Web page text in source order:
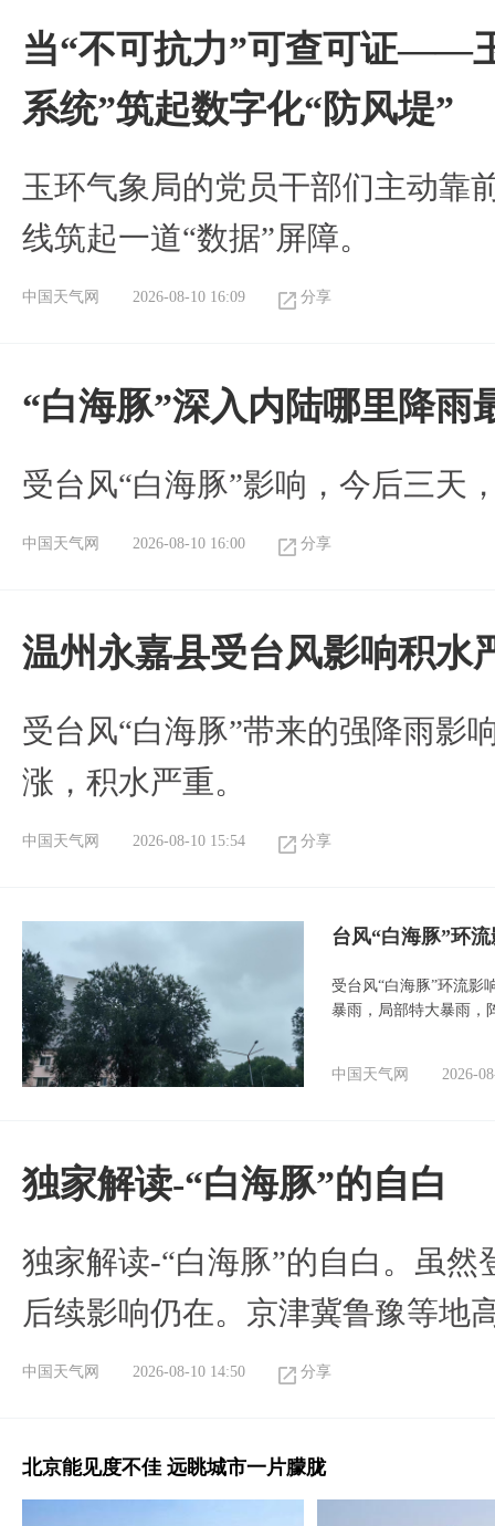
当“不可抗力”可查可证——
系统”筑起数字化“防风堤”
玉环气象局的党员干部们主动靠
线筑起一道“数据”屏障。
中国天气网 2026-08-10 16:09 分享
“白海豚”深入内陆哪里降雨
受台风“白海豚”影响，今后三天
中国天气网 2026-08-10 16:00 分享
温州永嘉县受台风影响积水
受台风“白海豚”带来的强降雨影
涨，积水严重。
中国天气网 2026-08-10 15:54 分享
台风“白海豚”环
受台风“白海豚”环流影
暴雨，局部特大暴雨，
中国天气网 2026-
​独家解读-“白海豚”的自白
独家解读-“白海豚”的自白。虽然
后续影响仍在。京津冀鲁豫等地
中国天气网 2026-08-10 14:50 分享
北京能见度不佳 远眺城市一片朦胧